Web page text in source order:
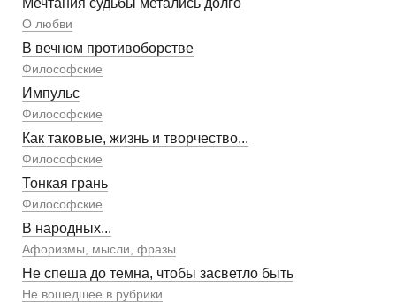
О любви
В вечном противоборстве
Философские
Импульс
Философские
Как таковые, жизнь и творчество...
Философские
Тонкая грань
Философские
В народных...
Афоризмы, мысли, фразы
Не спеша до темна, чтобы засветло быть
Не вошедшее в рубрики